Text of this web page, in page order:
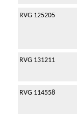
RVG 125205
RVG 131211
RVG 114558